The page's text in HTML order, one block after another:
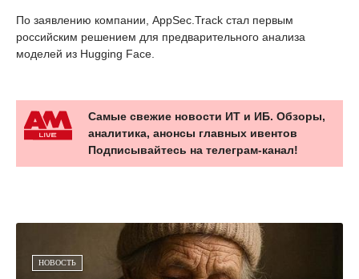
По заявлению компании, AppSec.Track стал первым
российским решением для предварительного анализа
моделей из Hugging Face.
Самые свежие новости ИТ и ИБ. Обзоры,
аналитика, анонсы главных ивентов
Подписывайтесь на телеграм-канал!
НОВОСТЬ